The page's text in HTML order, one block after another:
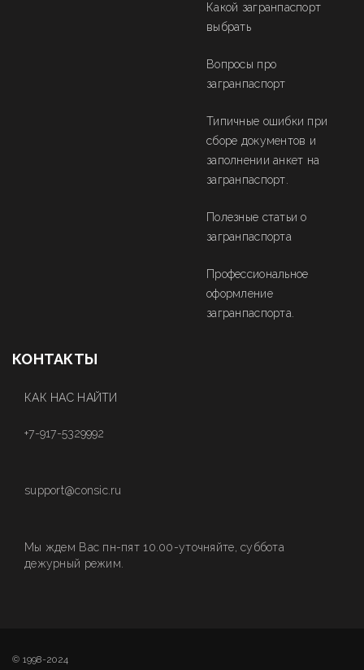
Какой загранпаспорт
выбрать
Вопросы про
загранпаспорт
Типичные ошибки при
сборе документов и
заполнении анкет на
загранпаспорт.
Полезные статьи о
загранпаспорта
Профессиональное
оформление
загранпаспорта.
КОНТАКТЫ
КАК НАС НАЙТИ
+7-917-5329992
support@consic.ru
Мы ждем Вас пн-пят 10.00-уточняйте, суббота
дежурный режим.
© 1998-2024